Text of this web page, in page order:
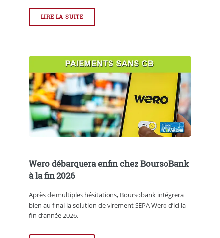
LIRE LA SUITE
Wero débarquera enfin chez BoursoBank
à la fin 2026
Après de multiples hésitations, Boursobank intégrera
bien au final la solution de virement SEPA Wero d’ici la
fin d’année 2026.